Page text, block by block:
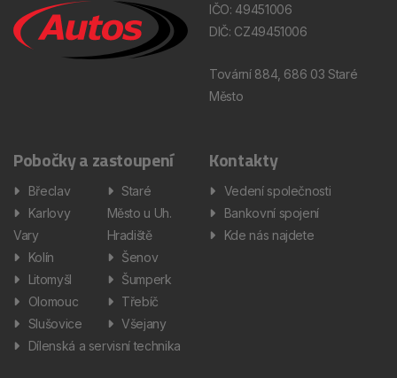
IČO: 49451006
DIČ: CZ49451006
Tovární 884, 686 03 Staré
Město
Pobočky a zastoupení
Břeclav
Karlovy
Vary
Kolín
Litomyšl
Olomouc
Slušovice
Staré
Město u Uh.
Hradiště
Šenov
Šumperk
Třebíč
Všejany
Dílenská a servisní technika
Kontakty
Vedení společnosti
Bankovní spojení
Kde nás najdete